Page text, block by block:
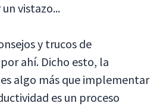
vistazo...
y trucos de
ahí. Dicho esto, la
algo más que implementar
es un proceso